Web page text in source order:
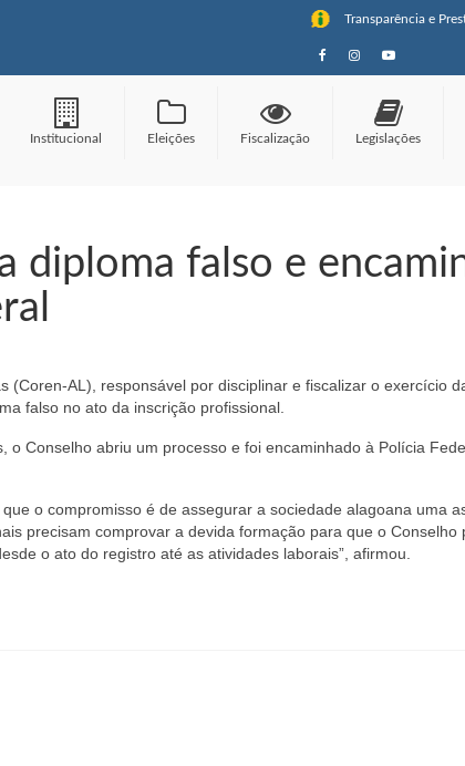
Transparência e
Institucional Eleições Fiscalização Legislações
diploma falso e
(Coren-AL), responsável por disciplinar e fiscalizar o exercício
falso no ato da inscrição profissional.
o Conselho abriu um processo e foi encaminhado à Polícia
o compromisso é de assegurar a sociedade alagoana uma
precisam comprovar a devida formação para que o Conselho
o ato do registro até as atividades laborais”, afirmou.